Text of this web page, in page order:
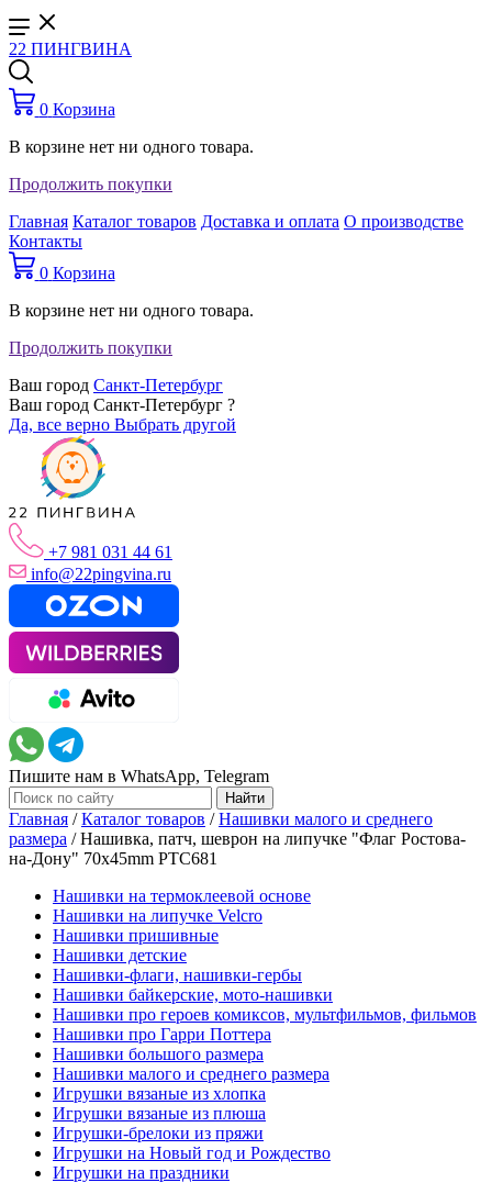
22 ПИНГВИНА
0 Корзина
В корзине нет ни одного товара.
Продолжить покупки
Главная Каталог товаров Доставка и оплата О производстве
Контакты
0 Корзина
В корзине нет ни одного товара.
Продолжить покупки
Ваш город Санкт-Петербург
Ваш город Санкт-Петербург ?
Да, все верно Выбрать другой
+7 981 031 44 61
info@22pingvina.ru
Пишите нам в WhatsApp, Telegram
Главная /Каталог товаров /Нашивки малого и среднего
размера /Нашивка, патч, шеврон на липучке "Флаг Ростова-
на-Дону" 70x45mm PTC681
Нашивки на термоклеевой основе
Нашивки на липучке Velcro
Нашивки пришивные
Нашивки детские
Нашивки-флаги, нашивки-гербы
Нашивки байкерские, мото-нашивки
Нашивки про героев комиксов, мультфильмов, фильмов
Нашивки про Гарри Поттера
Нашивки большого размера
Нашивки малого и среднего размера
Игрушки вязаные из хлопка
Игрушки вязаные из плюша
Игрушки-брелоки из пряжи
Игрушки на Новый год и Рождество
Игрушки на праздники